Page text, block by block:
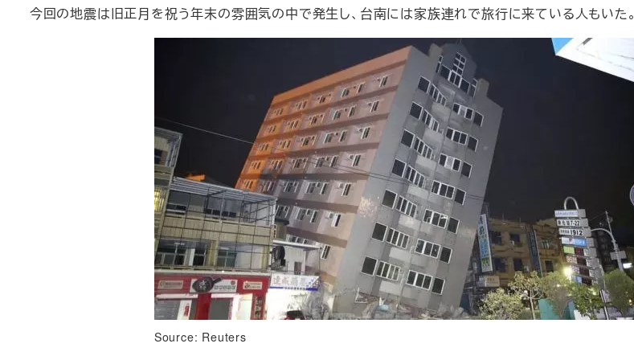
今回の地震は旧正月を祝う年末の雰囲気の中で発生し、台南には家族連れで旅行に来ている人もいた。
Source: Reuters